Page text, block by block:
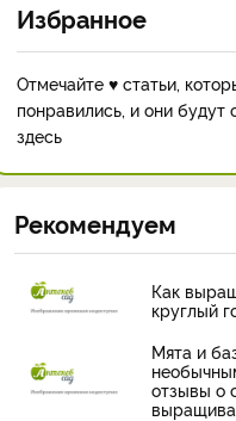
Избранное
Отмечайте ♥ статьи,
понравились, и они будут
здесь
Рекомендуем
Как
круглый
Мята и
отзывы о